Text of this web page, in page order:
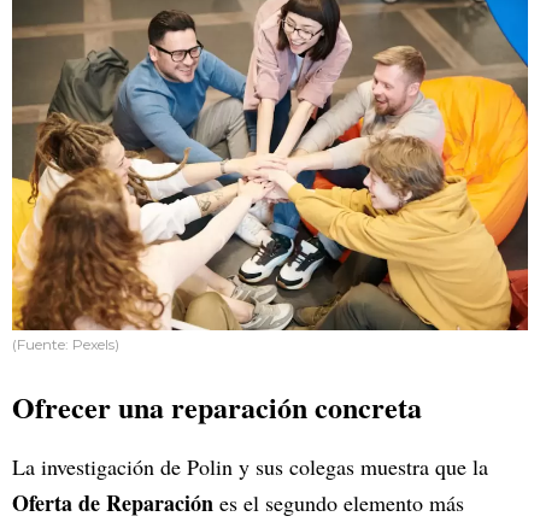
(Fuente: Pexels)
Ofrecer una reparación concreta
La investigación de Polin y sus colegas muestra que la
Oferta de Reparación es el segundo elemento más